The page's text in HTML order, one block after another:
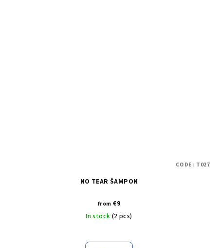
NO TEAR ŠAMPON
from €9
In stock (2 pcs)
CODE: T027